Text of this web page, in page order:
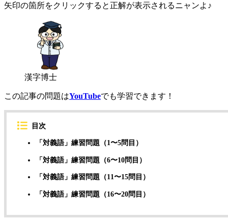
矢印の箇所をクリックすると正解が表示されるニャンよ♪
漢字博士
この記事の問題はYouTubeでも学習できます！
目次
「対義語」練習問題（1〜5問目）
「対義語」練習問題（6〜10問目）
「対義語」練習問題（11〜15問目）
「対義語」練習問題（16〜20問目）